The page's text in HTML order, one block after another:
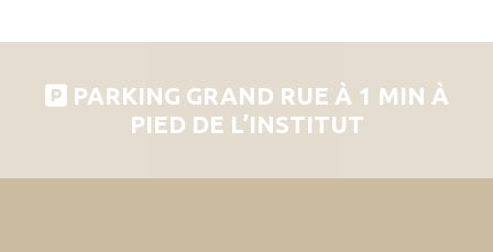
PARKING GRAND RUE À 1 MIN À
PIED DE L’INSTITUT